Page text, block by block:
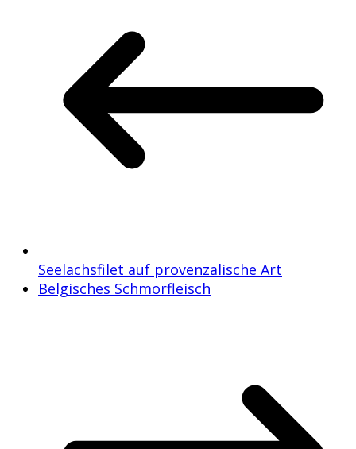
Seelachsfilet auf provenzalische Art
Belgisches Schmorfleisch